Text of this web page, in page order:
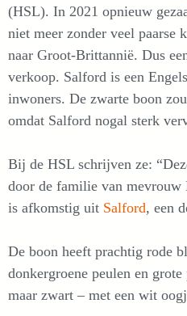
(HSL). In 2021 opnieuw
niet meer zonder veel paarse
naar Groot-Brittannië. Dus
verkoop. Salford is een
inwoners. De zwarte boon
omdat Salford nogal sterk
Bij de HSL schrijven ze:
door de familie van mevrouw
is afkomstig uit Salford, een
De boon heeft prachtig rode
donkergroene peulen en
maar zwart – met een wit